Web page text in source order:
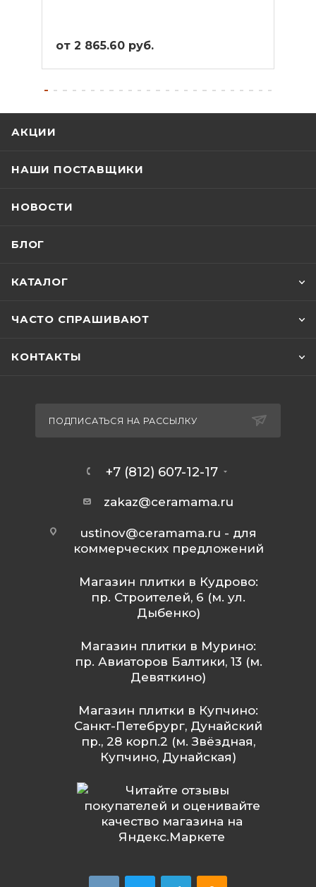
от 2 865.60 руб.
АКЦИИ
НАШИ ПОСТАВЩИКИ
НОВОСТИ
БЛОГ
КАТАЛОГ
ЧАСТО СПРАШИВАЮТ
КОНТАКТЫ
ПОДПИСАТЬСЯ НА РАССЫЛКУ
+7 (812) 607-12-17
zakaz@ceramama.ru
ustinov@ceramama.ru - для
коммерческих предложений
Магазин плитки в Кудрово:
пр. Строителей, 6 (м. ул.
Дыбенко)
Магазин плитки в Мурино:
пр. Авиаторов Балтики, 13 (м.
Девяткино)
Магазин плитки в Купчино:
Санкт-Петебрург, Дунайский
пр., 28 корп.2 (м. Звёздная,
Купчино, Дунайская)